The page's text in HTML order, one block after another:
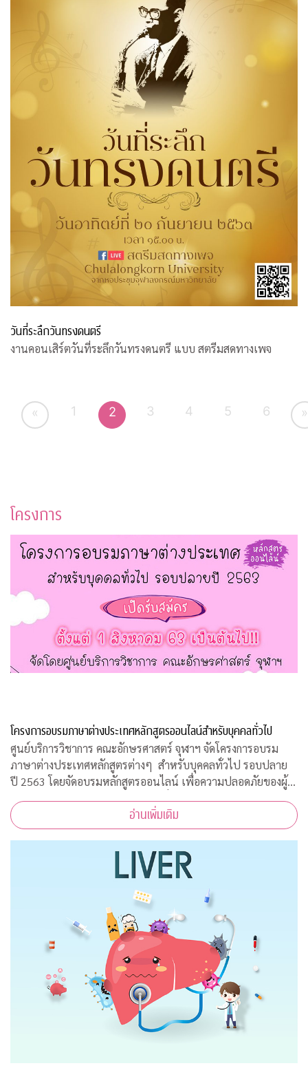
วันที่ระลึกวันทรงดนตรี
งานคอนเสิร์ตวันที่ระลึกวันทรงดนตรี แบบ สตรีมสดทางเพจ
« 1 2 3 4 5 6 »
โครงการ
โครงการอบรมภาษาต่างประเทศหลักสูตรออนไลน์สำหรับบุคคลทั่วไป
ศูนย์บริการวิชาการ คณะอักษรศาสตร์ จุฬาฯ จัดโครงการอบรม
ภาษาต่างประเทศหลักสูตรต่างๆ สำหรับบุคคลทั่วไป รอบปลาย
ปี 2563 โดยจัดอบรมหลักสูตรออนไลน์ เพื่อความปลอดภัยของผู้
สอนและผู้เข้าร่วมการอบรมทุกคนเนื่องจากสถานการณ์โควิด-19
ทำให้ไม่สามารถจัดอบรมในห้องเรียนรูป
อ่านเพิ่มเติม